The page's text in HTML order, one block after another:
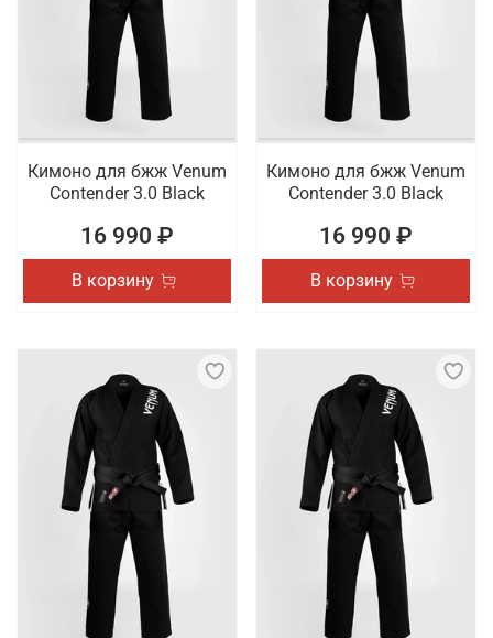
Кимоно для бжж Venum
Contender 3.0 Black
16 990 ₽
В корзину
Кимоно для бжж Venum
Contender 3.0 Black
16 990 ₽
В корзину